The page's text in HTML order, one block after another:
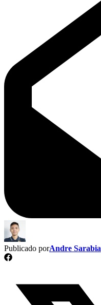
Publicado porAndre Sarabia